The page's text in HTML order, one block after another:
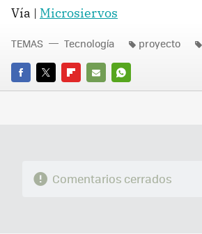
Vía | Microsiervos
FACEBOOK
TWITTERFLIPBOARD
E-
WHATSAPP
TEMAS Tecnología proyecto
Comentarios cerrados